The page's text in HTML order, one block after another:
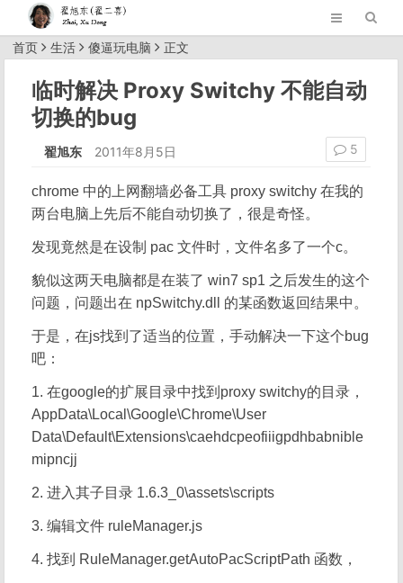
首页 生活 傻逼玩电脑 正文
临时解决 Proxy Switchy 不能自动
切换的bug
翟旭东 2011年8月5日 5
chrome 中的上网翻墙必备工具 proxy switchy 在我的
两台电脑上先后不能自动切换了，很是奇怪。
发现竟然是在设制 pac 文件时，文件名多了一个c。
貌似这两天电脑都是在装了 win7 sp1 之后发生的这个
问题，问题出在 npSwitchy.dll 的某函数返回结果中。
于是，在js找到了适当的位置，手动解决一下这个bug
吧：
1. 在google的扩展目录中找到proxy switchy的目录，
AppData\Local\Google\Chrome\User
Data\Default\Extensions\caehdcpeofiiigpdhbabnible
mipncjj
2. 进入其子目录 1.6.3_0\assets\scripts
3. 编辑文件 ruleManager.js
4. 找到 RuleManager.getAutoPacScriptPath 函数，